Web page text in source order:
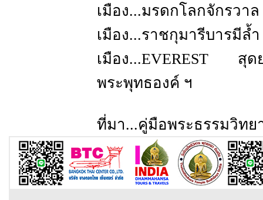
เมือง...มรดกโลกจักรวา
เมือง...ราชกุมารีบารมีลํ้
เมือง...EVEREST สุ
พระพุทธองค์ ฯ
ที่มา...คู่มือพระธรรมวิทย